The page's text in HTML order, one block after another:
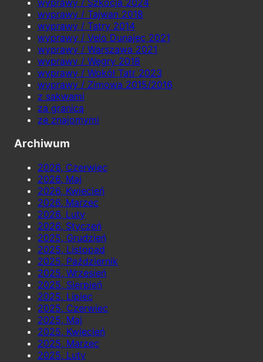
wyprawy / Szkocja 2024
wyprawy / Tajwan 2018
wyprawy / Tatry 2014
wyprawy / Velo Dunajec 2021
wyprawy / Warszawa 2021
wyprawy / Węgry 2018
wyprawy / Wokół Tatr 2023
wyprawy / Zimowa 2015/2016
z sakwami
za granicą
ze znajomymi
Archiwum
2026, Czerwiec
2026, Maj
2026, Kwiecień
2026, Marzec
2026, Luty
2026, Styczeń
2025, Grudzień
2025, Listopad
2025, Październik
2025, Wrzesień
2025, Sierpień
2025, Lipiec
2025, Czerwiec
2025, Maj
2025, Kwiecień
2025, Marzec
2025, Luty